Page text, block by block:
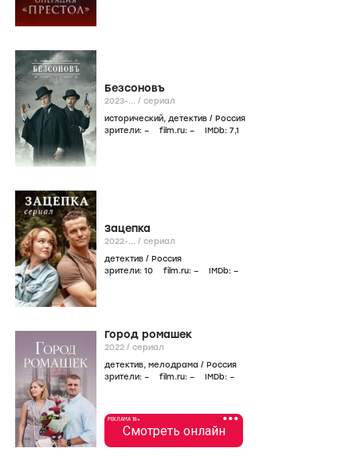
Безсоновъ
2023-... / сериал
исторический, детектив / Россия
зрители: – film.ru: – IMDb: 7,1
Зацепка
2022-... / сериал
детектив / Россия
зрители: 10 film.ru: – IMDb: –
Город ромашек
2022 / сериал
детектив, мелодрама / Россия
зрители: – film.ru: – IMDb: –
•••
РЕКЛАМА 18+
Смотреть онлайн